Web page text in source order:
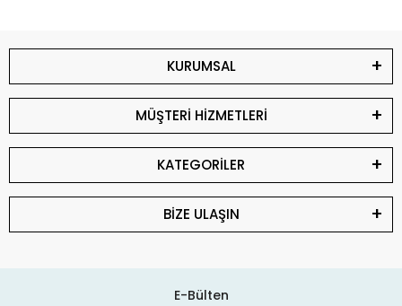
KURUMSAL
MÜŞTERİ HİZMETLERİ
KATEGORİLER
BİZE ULAŞIN
E-Bülten